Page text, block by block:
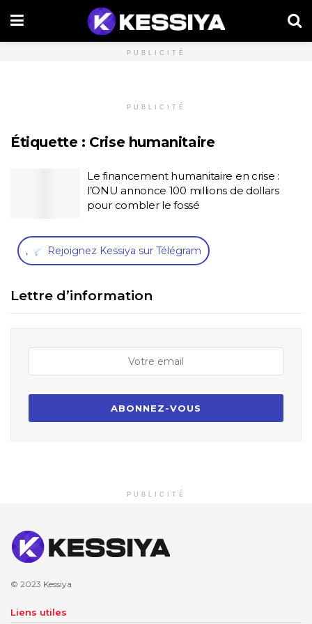
PUBLICITÉ
PUBLICITÉ
Étiquette : Crise humanitaire
Le financement humanitaire en crise :
l’ONU annonce 100 millions de dollars
pour combler le fossé
, Rejoignez Kessiya sur Télégram
Lettre d’information
PUBLICITÉ
© 2023 Kessiya
Liens utiles